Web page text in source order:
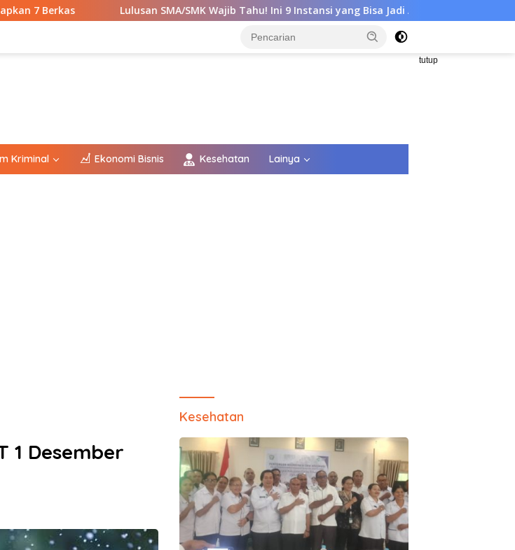
Lulusan SMA/SMK Wajib Tahu! Ini 9 Instansi yang Bisa Jadi ASN Mimpi Jadi ASN? Lulusan
tutup
Kriminal Ekonomi Bisnis Kesehatan Lainya
1 Desember
Kesehatan